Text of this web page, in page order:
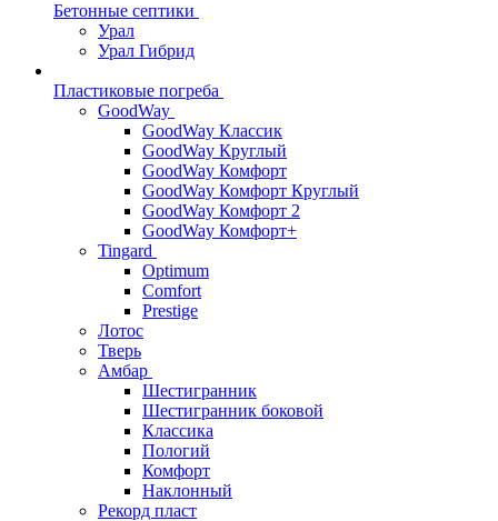
Бетонные септики
Урал
Урал Гибрид
Пластиковые погреба
GoodWay
GoodWay Классик
GoodWay Круглый
GoodWay Комфорт
GoodWay Комфорт Круглый
GoodWay Комфорт 2
GoodWay Комфорт+
Tingard
Optimum
Comfort
Prestige
Лотос
Тверь
Амбар
Шестигранник
Шестигранник боковой
Классика
Пологий
Комфорт
Наклонный
Рекорд пласт